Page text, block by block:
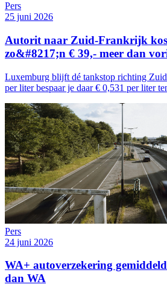
Pers
25 juni 2026
Autorit naar Zuid-Frankrijk
zo&#8217;n € 39,- meer dan
Luxemburg blijft dé tankstop richting
per liter bespaar je daar € 0,531 per liter
Pers
24 juni 2026
WA+ autoverzekering
dan WA